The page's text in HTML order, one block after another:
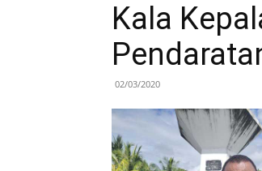
Kala
02/03/2020